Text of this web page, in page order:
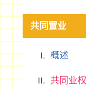
共同置业
概述
共同业权